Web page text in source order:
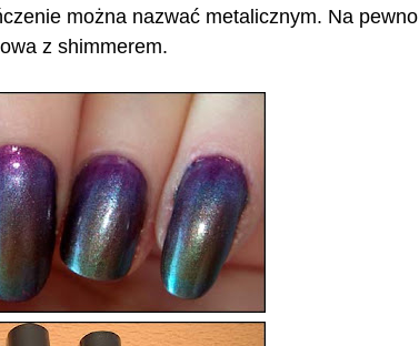
można nazwać metalicznym. Na pewno
z shimmerem.